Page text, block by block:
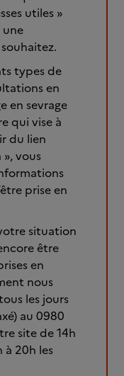
utiles »
types de
en
en sevrage
qui vise à
du lien
vous
prise en
situation
être
en
nous
les jours
au 0980
site de 14h
à 20h les